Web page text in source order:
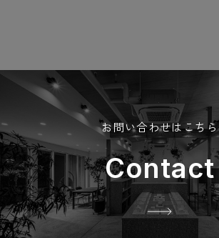
お問い合わせはこちら
Contact